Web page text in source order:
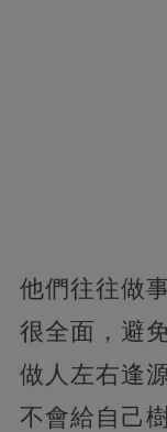
他們往往做
很全面，避
做人左右逢
不會給自己